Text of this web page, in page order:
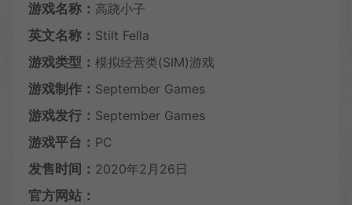
游戏名称： 高跷小子
英文名称： Stilt Fella
游戏类型： 模拟经营类(SIM)游戏
游戏制作： September Games
游戏发行： September Games
游戏平台： PC
发售时间： 2020年2月26日
官方网站：